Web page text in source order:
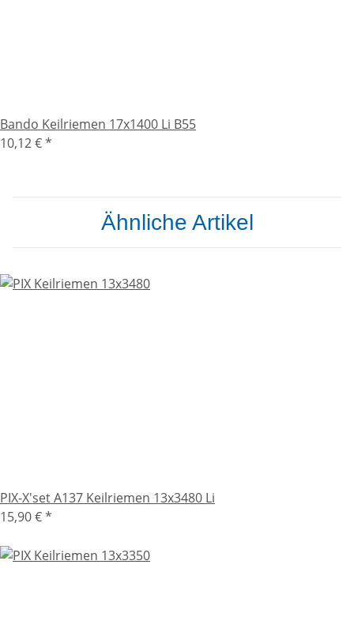
Bando Keilriemen 17x1400 Li B55
10,12 €*
Ähnliche Artikel
PIX-X'set A137 Keilriemen 13x3480 Li
15,90 €*